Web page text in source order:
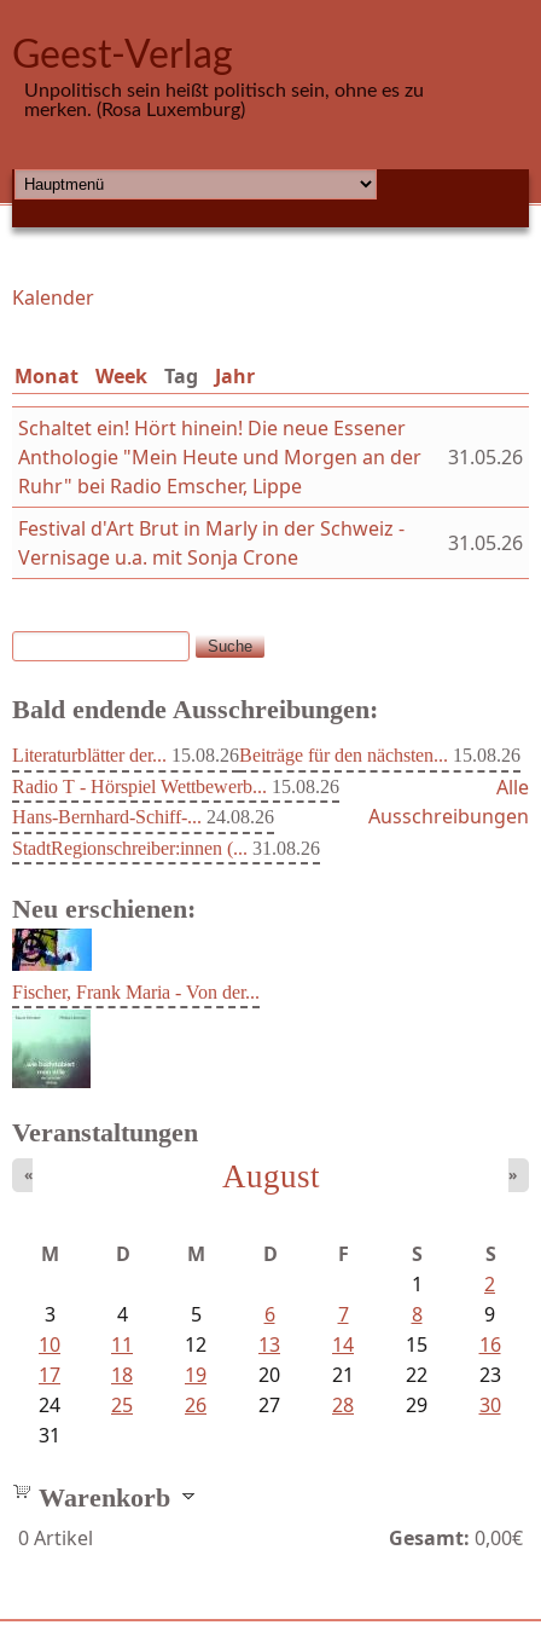
Geest-Verlag
Unpolitisch sein heißt politisch sein, ohne es zu
merken. (Rosa Luxemburg)
HAUPTMENÜ
Sie sind hier
Kalender
Monat Week Tag (aktiver Reiter)
Jahr
Schaltet ein! Hört hinein! Die neue Essener
Anthologie "Mein Heute und Morgen an der
Ruhr" bei Radio Emscher, Lippe
31.05.26
Festival d'Art Brut in Marly in der Schweiz -
Vernisage u.a. mit Sonja Crone
31.05.26
Suchformular
Suche
Bald endende Ausschreibungen:
Literaturblätter der... 15.08.26Beiträge für den nächsten... 15.08.26
Radio T - Hörspiel Wettbewerb... 15.08.26
Hans-Bernhard-Schiff-... 24.08.26
StadtRegionschreiber:innen (... 31.08.26
Alle
Ausschreibungen
Neu erschienen:
Schnabel, Sigune und Philipp L´...
Fischer, Frank Maria - Von der...
Veranstaltungen
August
« »
M D M D F S
S
1
2
3
4 5 6 7 8
9
10
11 12 13 14 15
16
17
18 19 20 21 22
23
24
25 26 27 28 29
30
31
Warenkorb
0Artikel Gesamt: 0,00€